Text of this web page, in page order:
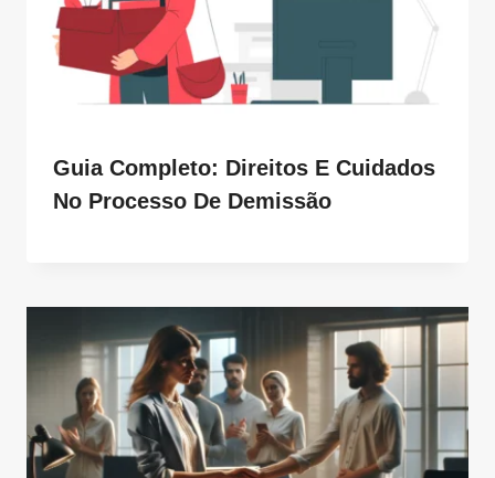
Guia Completo: Direitos E Cuidados
No Processo De Demissão